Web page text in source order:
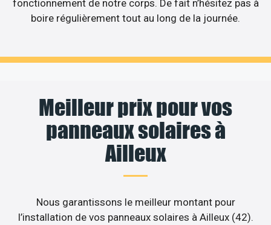
fonctionnement de notre corps. De fait n’hésitez pas à
boire régulièrement tout au long de la journée.
Meilleur prix pour vos
panneaux solaires à
Ailleux
Nous garantissons le meilleur montant pour
l’installation de vos panneaux solaires à Ailleux (42).